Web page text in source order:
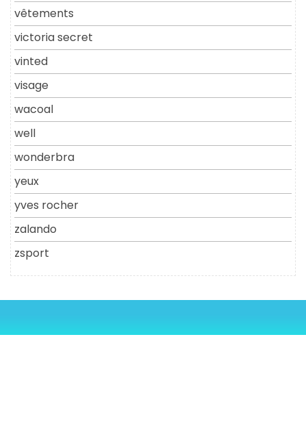
vêtements
victoria secret
vinted
visage
wacoal
well
wonderbra
yeux
yves rocher
zalando
zsport